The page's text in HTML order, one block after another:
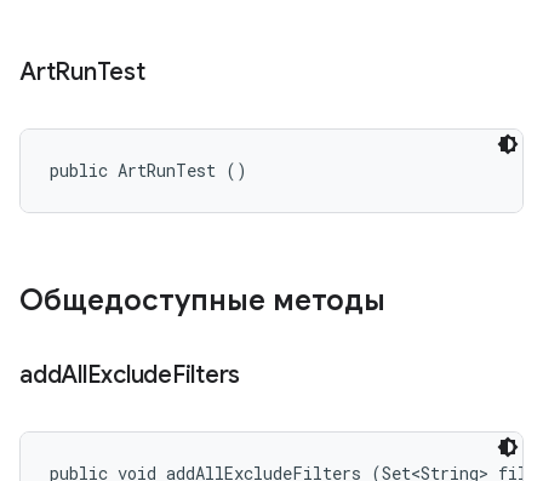
ArtRunTest
public ArtRunTest ()
Общедоступные методы
addAllExcludeFilters
public void addAllExcludeFilters (Set<String>